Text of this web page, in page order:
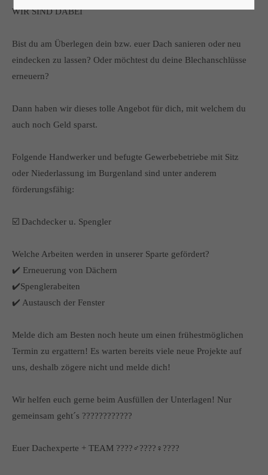
WIR SIND DABEI
Bist du am Überlegen dein bzw. euer Dach sanieren oder neu
eindecken zu lassen? Oder möchtest du deine Blechanschlüsse
erneuern?
Dann haben wir dieses tolle Angebot für dich, mit welchem du
auch noch Geld sparst.
Folgende Handwerker und befugte Gewerbebetriebe mit Sitz
oder Niederlassung im Burgenland sind unter anderem
förderungsfähig:
☑️ Dachdecker u. Spengler
Welche Arbeiten werden in unserer Sparte gefördert?
✔️ Erneuerung von Dächern
✔️Spenglerabeiten
✔️ Austausch der Fenster
Melde dich am Besten noch heute um einen frühestmöglichen
Termin zu ergattern! Es warten bereits viele neue Projekte auf
uns, deshalb zögere nicht und melde dich!
Wir helfen euch gerne beim Ausfüllen der Unterlagen! Nur
gemeinsam geht´s ????????????
Euer Dachexperte + TEAM ????‍♂‍????‍♀‍????